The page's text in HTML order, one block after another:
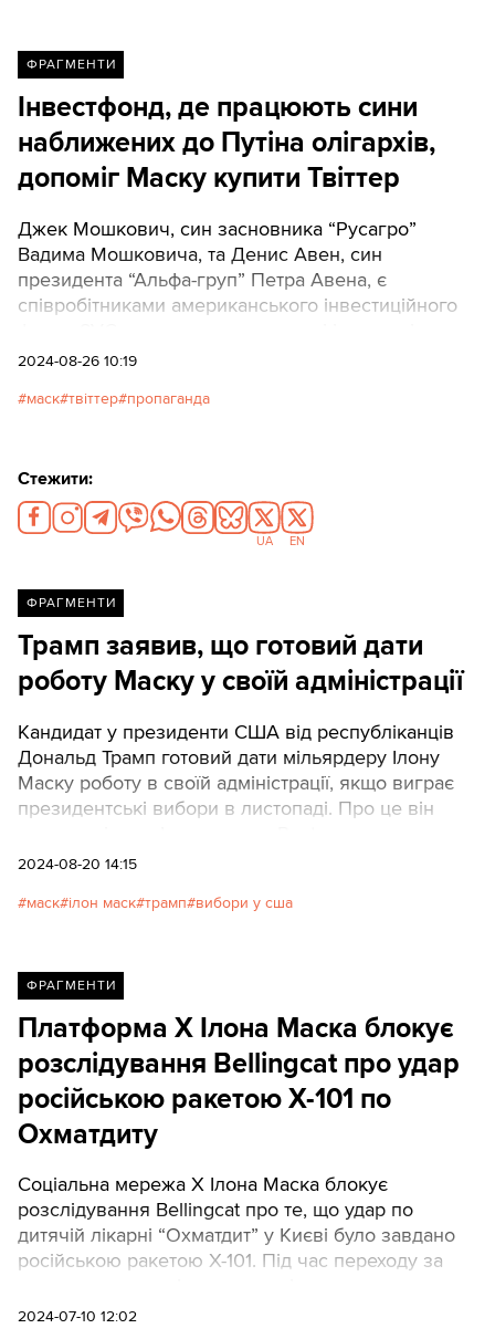
ФРАГМЕНТИ
Інвестфонд, де працюють сини
наближених до Путіна олігархів,
допоміг Маску купити Твіттер
Джек Мошкович, син засновника “Русагро”
Вадима Мошковича, та Денис Авен, син
президента “Альфа-груп” Петра Авена, є
співробітниками американського інвестиційного
допомогли у 2022 році Ілону Маску придбати
2024-08-26 10:19
маск твіттер пропаганда
Стежити:
UA EN
ФРАГМЕНТИ
Трамп заявив, що готовий дати
роботу Маску у своїй адміністрації
Кандидат у президенти США від республіканців
Дональд Трамп готовий дати мільярдеру Ілону
Маску роботу в своїй адміністрації, якщо виграє
президентські вибори в листопаді. Про це він
2024-08-20 14:15
маск ілон маск трамп вибори у сша
ФРАГМЕНТИ
Платформа X Ілона Маска блокує
розслідування Bellingcat про удар
російською ракетою X-101 по
Охматдиту
Соціальна мережа X Ілона Маска блокує
розслідування Bellingcat про те, що удар по
дитячій лікарні “Охматдит” у Києві було завдано
російською ракетою X-101. Під час переходу за
попередження, буцімто воно може бути
2024-07-10 12:02